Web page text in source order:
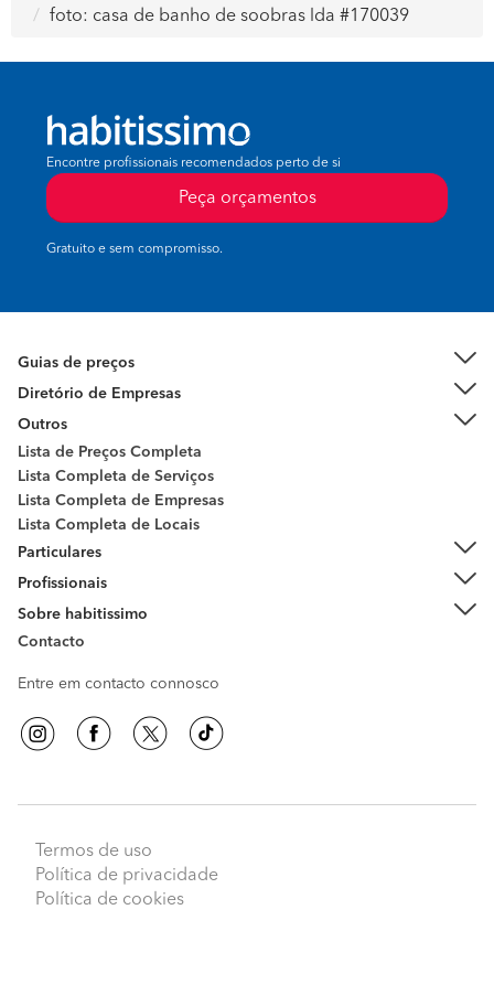
foto: casa de banho de soobras lda #170039
Peça orçamentos
Encontre profissionais recomendados perto de si
Peça orçamentos
Gratuito e sem compromisso.
Guias de preços
Diretório de Empresas
Outros
Lista de Preços Completa
Lista Completa de Serviços
Lista Completa de Empresas
Lista Completa de Locais
Particulares
Profissionais
Sobre habitissimo
Contacto
Entre em contacto connosco
Termos de uso
Política de privacidade
Política de cookies